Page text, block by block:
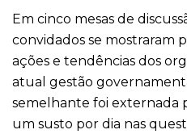
Em cinco mesas de
convidados se mostraram
ações e tendências dos
atual gestão
semelhante foi externada
um susto por dia nas